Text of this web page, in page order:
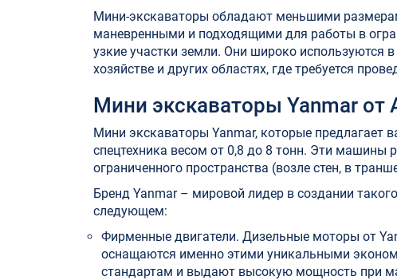
Мини-экскаваторы обладают меньшими
маневренными и подходящими для работы в
узкие участки земли. Они широко используются
хозяйстве и других областях, где требуется
Мини экскаваторы Yanmar от
Мини экскаваторы Yanmar, которые
спецтехника весом от 0,8 до 8 тонн. Эти машины
ограниченного пространства (возле стен, в
Бренд Yanmar – мировой лидер в создании
следующем:
Фирменные двигатели. Дизельные моторы от
оснащаются именно этими уникальными
стандартам и выдают высокую мощность при